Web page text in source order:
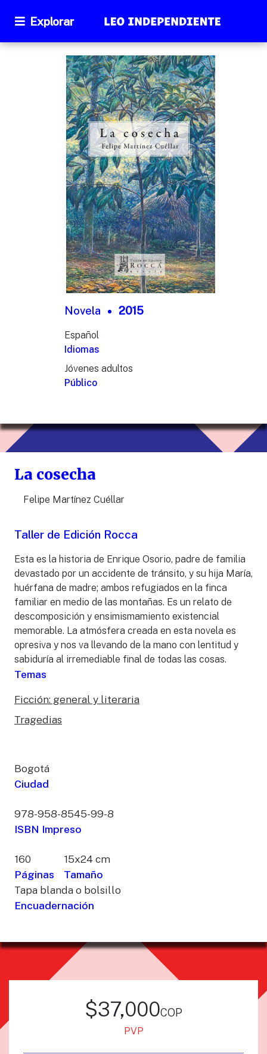
Explorar
Novela 2015
Español
Idiomas
Jóvenes adultos
Público
La cosecha
Felipe Martínez Cuéllar
Taller de Edición Rocca
Esta es la historia de Enrique Osorio, padre de familia
devastado por un accidente de tránsito, y su hija María,
huérfana de madre; ambos refugiados en la finca
familiar en medio de las montañas. Es un relato de
descomposición y ensimismamiento existencial
memorable. La atmósfera creada en esta novela es
opresiva y nos va llevando de la mano con lentitud y
sabiduría al irremediable final de todas las cosas.
Temas
Ficción: general y literaria
Tragedias
Bogotá
Ciudad
978-958-8545-99-8
ISBN Impreso
160
Páginas
15x24 cm
Tamaño
Tapa blanda o bolsillo
Encuadernación
$37,000cop
PVP